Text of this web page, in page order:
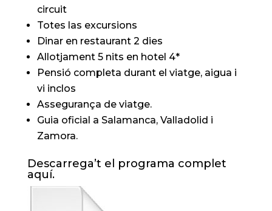
circuit
Totes las excursions
Dinar en restaurant 2 dies
Allotjament 5 nits en hotel 4*
Pensió completa durant el viatge, aigua i
vi inclos
Assegurança de viatge.
Guia oficial a Salamanca, Valladolid i
Zamora.
Descarrega’t el programa complet
aquí.